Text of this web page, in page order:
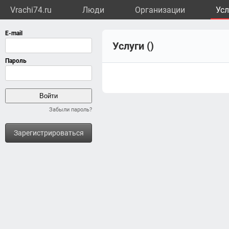
Vrachi74.ru Люди Организации
Забыли пароль?
Зарегистрироваться
Услуги ()